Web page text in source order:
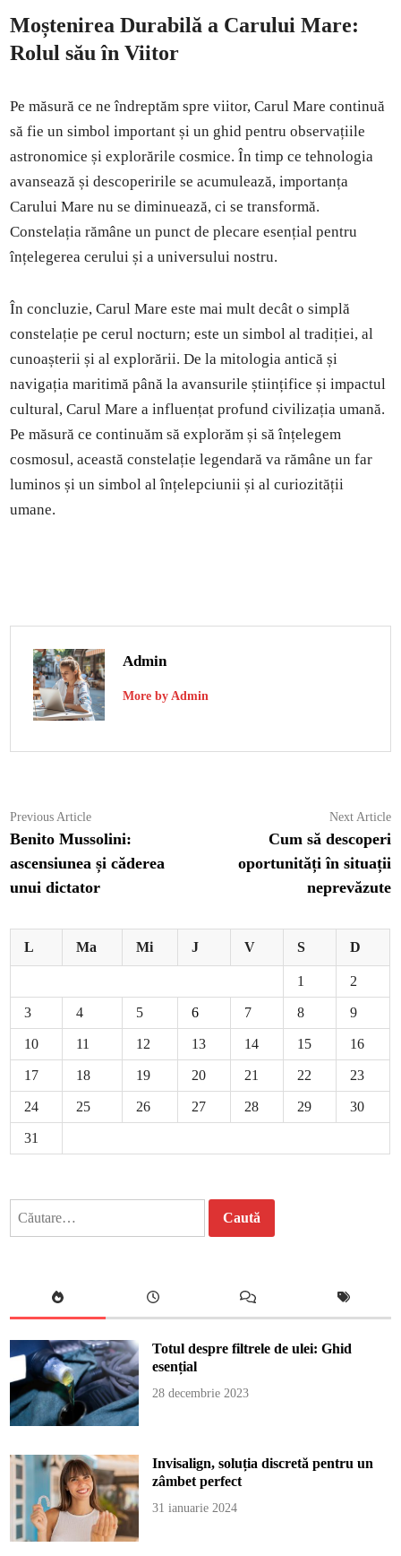
Moștenirea Durabilă a Carului Mare:
Rolul său în Viitor
Pe măsură ce ne îndreptăm spre viitor, Carul Mare continuă
să fie un simbol important și un ghid pentru observațiile
astronomice și explorările cosmice. În timp ce tehnologia
avansează și descoperirile se acumulează, importanța
Carului Mare nu se diminuează, ci se transformă.
Constelația rămâne un punct de plecare esențial pentru
înțelegerea cerului și a universului nostru.
În concluzie, Carul Mare este mai mult decât o simplă
constelație pe cerul nocturn; este un simbol al tradiției, al
cunoașterii și al explorării. De la mitologia antică și
navigația maritimă până la avansurile științifice și impactul
cultural, Carul Mare a influențat profund civilizația umană.
Pe măsură ce continuăm să explorăm și să înțelegem
cosmosul, această constelație legendară va rămâne un far
luminos și un simbol al înțelepciunii și al curiozității
umane.
Admin
More by Admin
Navigare
în
articole
Previous ArticlePrevious
article:
Benito Mussolini:
ascensiunea și căderea
unui dictator
Next Article
Cum să descoperi
oportunități în situații
neprevăzute
L Ma Mi J V S D
1 2
3 4 5 6 7 8 9
10 11 12 13 14 15 16
17 18 19 20 21 22 23
24 25 26 27 28 29 30
31
Totul despre filtrele de ulei: Ghid
esențial
28 decembrie 2023
Invisalign, soluția discretă pentru un
zâmbet perfect
31 ianuarie 2024